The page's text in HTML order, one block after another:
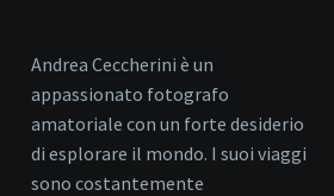
Andrea Ceccherini è un
appassionato fotografo
amatoriale con un forte desiderio
di esplorare il mondo. I suoi viaggi
sono costantemente